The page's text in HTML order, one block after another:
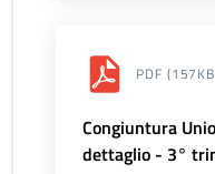
PDF
Congiuntura
dettaglio - 3°